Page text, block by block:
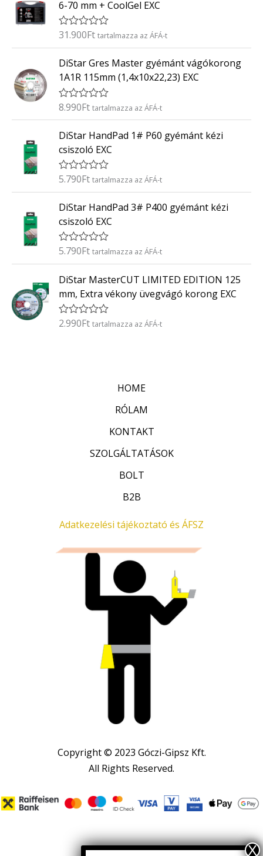
e
l
s
:
/
5
6-70 mm + CoolGel EXC
É
é
k
e
l
é
s
:
/
5
31.900Ft tartalmazza az ÁFÁ-t
DiStar Gres Master gyémánt vágókorong
1A1R 115mm (1,4x10x22,23) EXC
É
é
e
l
é
s
:
/
5
8.990Ft tartalmazza az ÁFÁ-t
DiStar HandPad 1# P60 gyémánt kézi
csiszoló EXC
É
é
e
l
s
:
/
5
5.790Ft tartalmazza az ÁFÁ-t
DiStar HandPad 3# P400 gyémánt kézi
csiszoló EXC
É
é
e
l
é
s
5.790Ft tartalmazza az ÁFÁ-t
DiStar MasterCUT LIMITED EDITION 125
mm, Extra vékony üvegvágó korong EXC
É
2.990Ft tartalmazza az ÁFÁ-t
HOME
RÓLAM
KONTAKT
SZOLGÁLTATÁSOK
BOLT
B2B
Adatkezelési tájékoztató és ÁFSZ
Copyright © 2023 Góczi-Gipsz Kft.
All Rights Reserved.